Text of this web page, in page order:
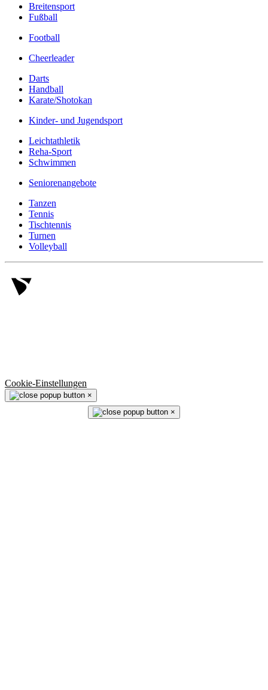
Breitensport
Fußball
Football
­Cheerleader
Darts
Handball
Karate/­Shotokan
Kinder- und Jugendsport
Leichtathletik
Reha-Sport
Schwimmen
Seniorenangebote
Tanzen
Tennis
Tischtennis
Turnen
Volleyball
Cookie-Einstellungen
×
×